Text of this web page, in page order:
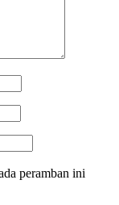
peramban ini